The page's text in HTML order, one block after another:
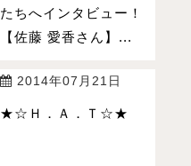
たちへインタビュー！
【佐藤 愛香さん】...
2014年07月21日
★☆Ｈ．Ａ．Ｔ☆★